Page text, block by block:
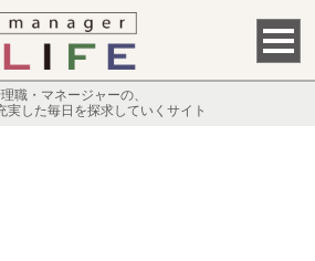
職・マネージャーの、
実した毎日を探求していくサイト